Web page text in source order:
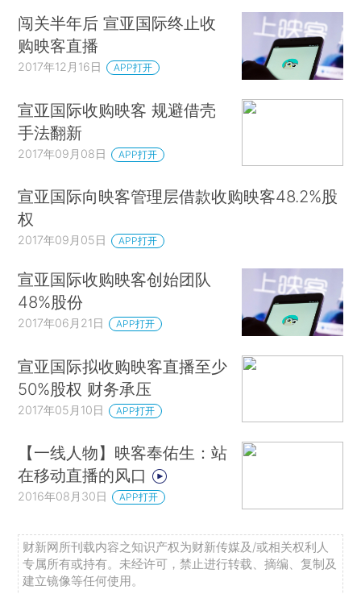
闯关半年后 宣亚国际终止收
购映客直播
2017年12月16日 APP打开
宣亚国际收购映客 规避借壳
手法翻新
2017年09月08日 APP打开
宣亚国际向映客管理层借款收购映客48.2%股
权
2017年09月05日 APP打开
宣亚国际收购映客创始团队
48%股份
2017年06月21日 APP打开
宣亚国际拟收购映客直播至少
50%股权 财务承压
2017年05月10日 APP打开
【一线人物】映客奉佑生：站
在移动直播的风口
2016年08月30日 APP打开
财新网所刊载内容之知识产权为财新传媒及/或相关权利人
专属所有或持有。未经许可，禁止进行转载、摘编、复制及
建立镜像等任何使用。